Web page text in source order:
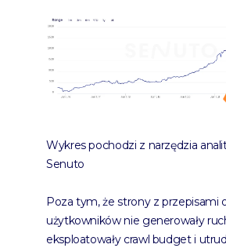
Wykres pochodzi z narzędzia
Senuto
Poza tym, że strony z przepisami
użytkowników nie generowały
eksploatowały crawl budget i